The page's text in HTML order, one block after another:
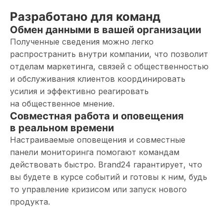
Разработано для команд
Обмен данными в вашей организации
Полученные сведения можно легко
распространить внутри компании, что позволит
отделам маркетинга, связей с общественностью
и обслуживания клиентов координировать
усилия и эффективно реагировать
на общественное мнение.
Совместная работа и оповещения
в реальном времени
Настраиваемые оповещения и совместные
панели мониторинга помогают командам
действовать быстро. Brand24 гарантирует, что
вы будете в курсе событий и готовы к ним, будь
то управление кризисом или запуск нового
продукта.